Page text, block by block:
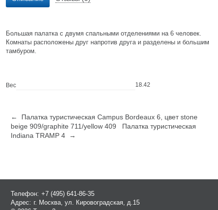
Большая палатка с двумя спальными отделениями на 6 человек.
Комнаты расположены друг напротив друга и разделены и большим
тамбуром.
Вес 18.42
← Палатка туристическая Campus Bordeaux 6, цвет stone
beige 909/graphite 711/yellow 409
Палатка туристическая
Indiana TRAMP 4 →
Телефон: +7 (495) 641-86-35
Адрес: г. Москва, ул. Кировоградская, д.15